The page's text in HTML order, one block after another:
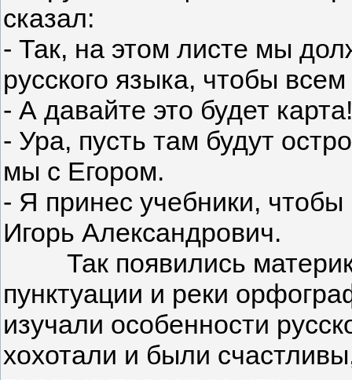
сказал:
- Так, на этом листе мы
русского языка, чтобы
- А давайте это будет
- Ура, пусть там будут
мы с Егором.
- Я принес учебники,
Игорь Александрович.
Так появились
пунктуации и реки
изучали особенности
хохотали и были